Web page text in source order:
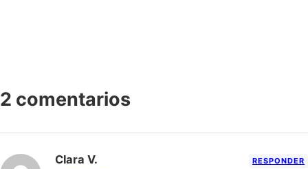
2 comentarios
Clara V. RESPONDER